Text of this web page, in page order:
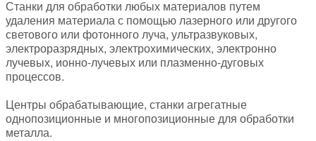
Станки для обработки любых материалов путем
удаления материала с помощью лазерного или другого
светового или фотонного луча, ультразвуковых,
электроразрядных, электрохимических, электронно
лучевых, ионно-лучевых или плазменно-дуговых
процессов.
Центры обрабатывающие, станки агрегатные
однопозиционные и многопозиционные для обработки
металла.